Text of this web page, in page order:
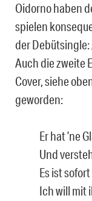
Oidorno haben
spielen
der Debütsingle:
Auch die zweite
Cover, siehe
geworden:
Er hat ’ne
Und
Es ist
Ich will mit